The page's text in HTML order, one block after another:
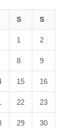
S S
1 2
8 9
15 16
22 23
29 30